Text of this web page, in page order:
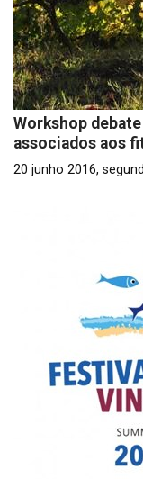
Workshop
associados aos
20 junho 2016,